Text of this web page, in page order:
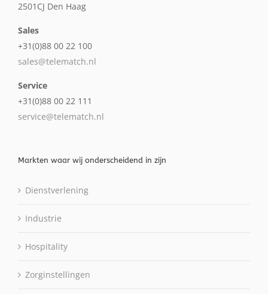
2501CJ Den Haag
Sales
+31(0)88 00 22 100
sales@telematch.nl
Service
+31(0)88 00 22 111
service@telematch.nl
Markten waar wij onderscheidend in zijn
Dienstverlening
Industrie
Hospitality
Zorginstellingen